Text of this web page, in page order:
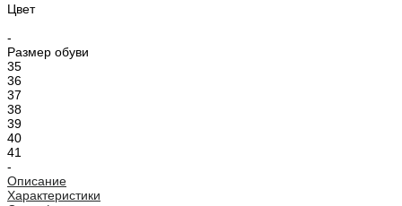
Цвет
-
Размер обуви
35
36
37
38
39
40
41
-
Описание
Характеристики